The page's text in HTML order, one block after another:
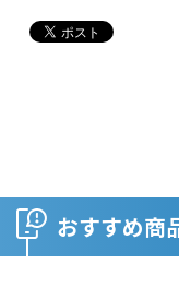
おすすめ商